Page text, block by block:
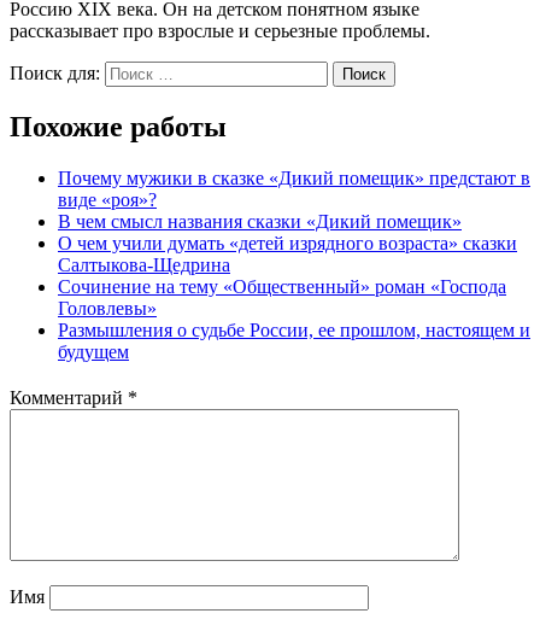
Россию XIX века. Он на детском понятном языке
рассказывает про взрослые и серьезные проблемы.
Поиск для: Поиск
Похожие работы
Почему мужики в сказке «Дикий помещик» предстают в
виде «роя»?
В чем смысл названия сказки «Дикий помещик»
О чем учили думать «детей изрядного возраста» сказки
Салтыкова-Щедрина
Сочинение на тему «Общественный» роман «Господа
Головлевы»
Размышления о судьбе России, ее прошлом, настоящем и
будущем
Комментарий *
Имя